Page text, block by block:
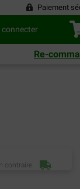
Paiement
connecter
Re-
contraire.